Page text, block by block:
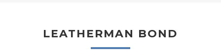
LEATHERMAN BOND